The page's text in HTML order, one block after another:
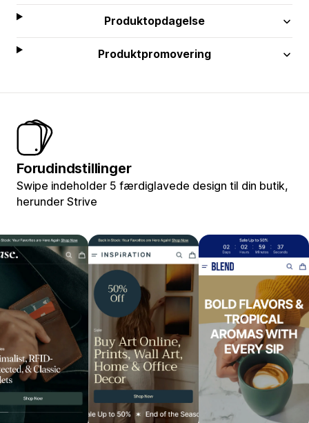
Produktopdagelse
Produktpromovering
Forudindstillinger
Swipe indeholder 5 færdiglavede design til din butik,
herunder Strive